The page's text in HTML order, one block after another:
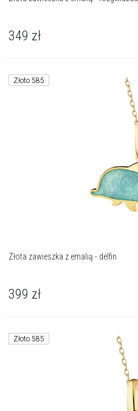
349 zł
Złoto 585
Złota zawieszka z emalią - delfin
399 zł
Złoto 585